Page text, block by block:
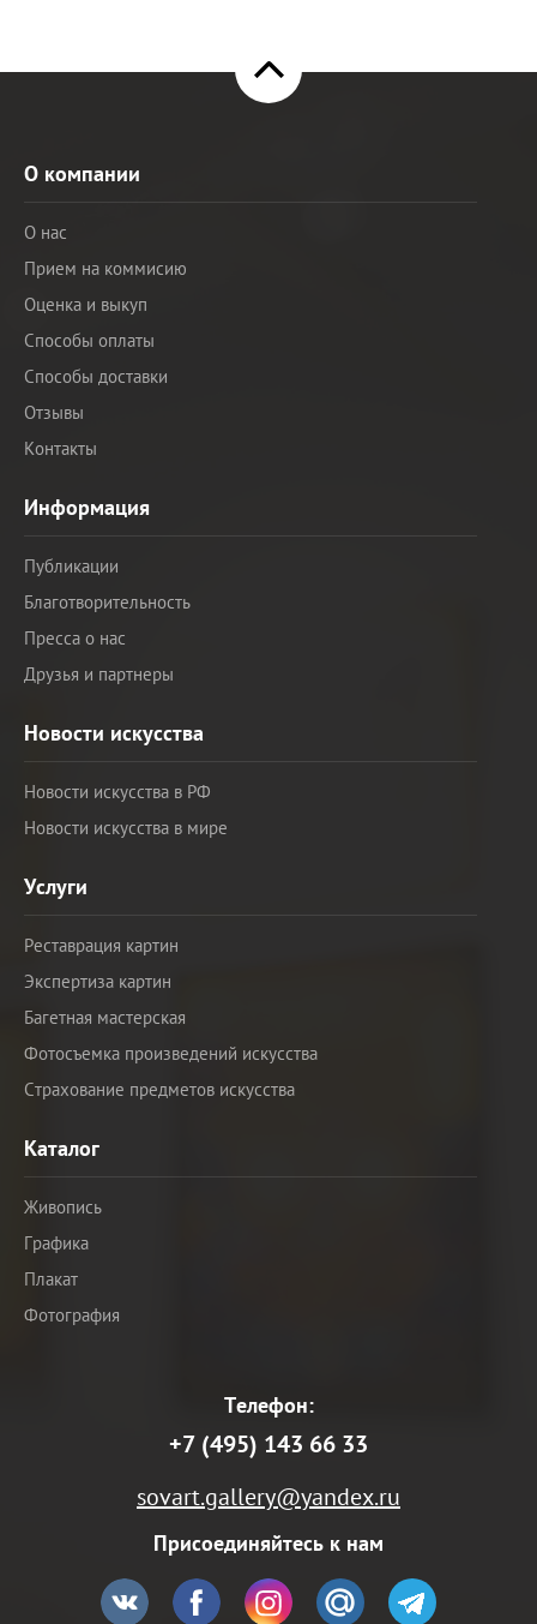
О компании
О нас
Прием на коммисию
Оценка и выкуп
Способы оплаты
Способы доставки
Отзывы
Контакты
Информация
Публикации
Благотворительность
Пресса о нас
Друзья и партнеры
Новости искусства
Новости искусства в РФ
Новости искусства в мире
Услуги
Реставрация картин
Экспертиза картин
Багетная мастерская
Фотосъемка произведений искусства
Страхование предметов искусства
Каталог
Живопись
Графика
Плакат
Фотография
Телефон:
+7 (495) 143 66 33
sovart.gallery@yandex.ru
Присоединяйтесь к нам